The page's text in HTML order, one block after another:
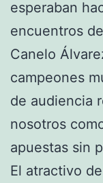
esperaban
encuentros
Canelo
campeones
de audiencia
nosotros
apuestas sin
El atractivo